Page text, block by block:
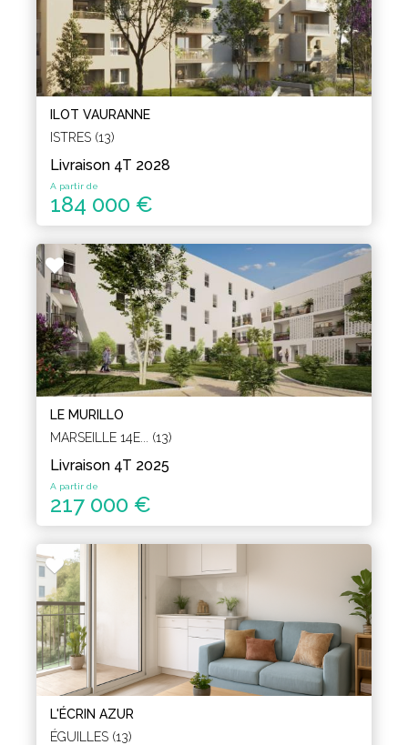
ILOT VAURANNE
ISTRES (13)
Livraison 4T 2028
A partir de
184 000 €
LE MURILLO
MARSEILLE 14E... (13)
Livraison 4T 2025
A partir de
217 000 €
L'ÉCRIN AZUR
ÉGUILLES (13)